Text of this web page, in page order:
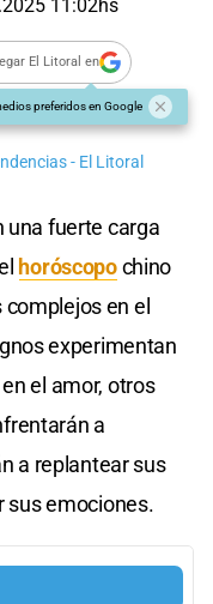
11:02hs
El Litoral en
preferidos en Google
- El Litoral
una fuerte carga
horóscopochino
en el
experimentan
el amor, otros
a
a replantear sus
sus emociones.